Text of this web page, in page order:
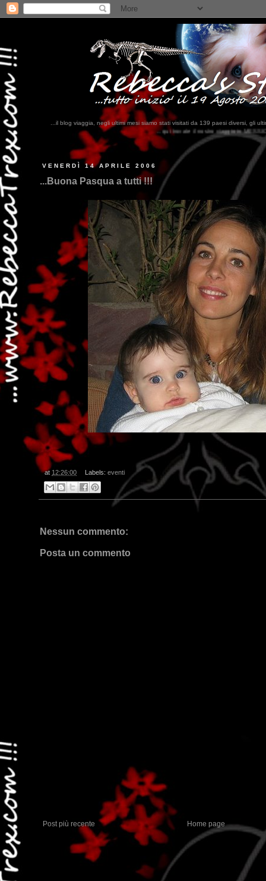
...il blog viaggia, negli ultimi mesi siamo stati visitati da 139 paesi diversi, gli
...qui trovate il nostro viaggio in MESSICO 2023...clikka qui !!!
VENERDÌ 14 APRILE 2006
...Buona Pasqua a tutti !!!
at 12:26:00 Labels: eventi
Nessun commento:
Posta un commento
Post più recente Home page